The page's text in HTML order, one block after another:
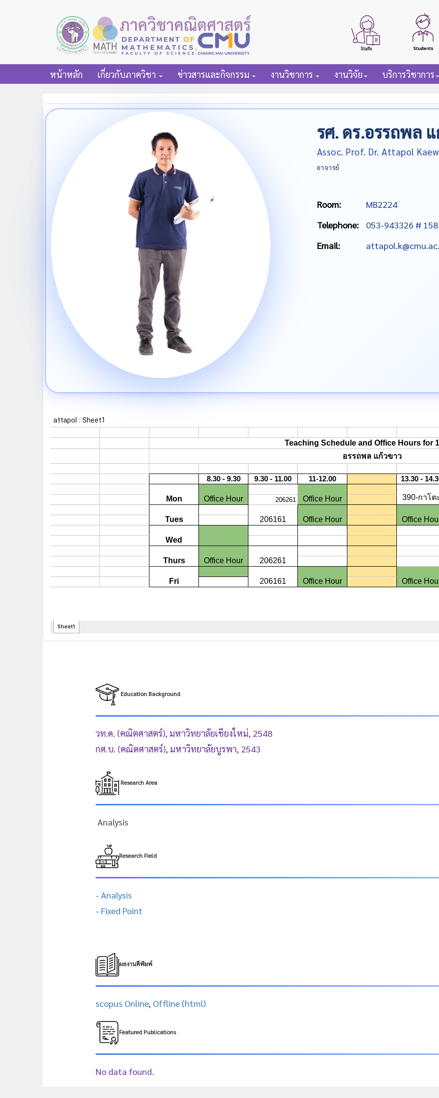
หน้าหลัก เกี่ยวกับภาควิชา ข่าวสารและกิจกรรม งานวิชาการ งานวิจัย บริการวิชาการ
รศ. ดร.อรรถพล
Assoc. Prof. Dr. Attapol
อาจารย์
Room:
MB2224
Telephone:
053-943326 # 158
Email:
Education Background
วท.ด. (คณิตศาสตร์), มหาวิทยาลัยเชียงใหม่, 2548
กศ.บ. (คณิตศาสตร์), มหาวิทยาลัยบูรพา, 2543
Research Area
Analysis
Research Field
- Analysis
- Fixed Point
ผลงานตีพิมพ์
scopus Online, Offline (html)
Featured Publications
No data found.